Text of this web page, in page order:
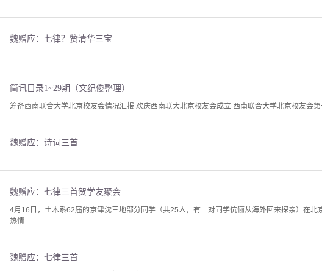
魏赠应：七律？赞清华三宝
简讯目录1~29期（文纪俊整理）
筹备西南联合大学北京校友会情况汇报 欢庆西南联大北京校友会成立 西南联合大学北京校友会
魏赠应：诗词三首
魏赠应：七律三首贺学友聚会
4月16日，土木系62届的京津沈三地部分同学（共25人，有一对同学伉俪从海外回来探亲）在
热情....
魏赠应：七律三首